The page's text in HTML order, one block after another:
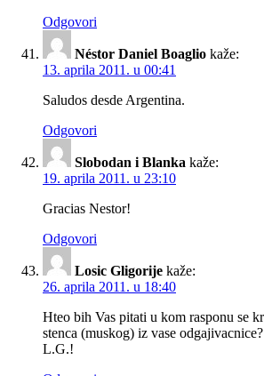
Odgovori
Néstor Daniel Boaglio kaže:
13. aprila 2011. u 00:41
Saludos desde Argentina.
Odgovori
Slobodan i Blanka kaže:
19. aprila 2011. u 23:10
Gracias Nestor!
Odgovori
Losic Gligorije kaže:
26. aprila 2011. u 18:40
Hteo bih Vas pitati u kom rasponu se
stenca (muskog) iz vase
L.G.!